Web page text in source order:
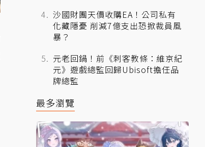
沙國財團天價收購EA！公司私有
化藏隱憂 削減7億支出恐掀裁員風
暴？
元老回鍋！前《刺客教條：維京紀
元》遊戲總監回歸Ubisoft擔任品
牌總監
最多瀏覽